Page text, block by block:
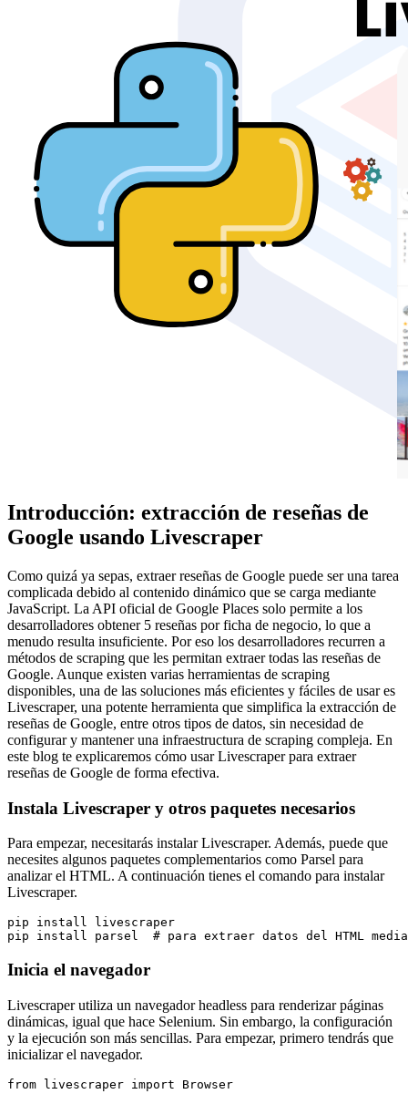
Introducción: extracción de reseñas de
Google usando Livescraper
Como quizá ya sepas, extraer reseñas de Google puede ser una tarea
complicada debido al contenido dinámico que se carga mediante
JavaScript. La API oficial de Google Places solo permite a los
desarrolladores obtener 5 reseñas por ficha de negocio, lo que a
menudo resulta insuficiente. Por eso los desarrolladores recurren a
métodos de scraping que les permitan extraer todas las reseñas de
Google. Aunque existen varias herramientas de scraping
disponibles, una de las soluciones más eficientes y fáciles de usar es
Livescraper, una potente herramienta que simplifica la extracción de
reseñas de Google, entre otros tipos de datos, sin necesidad de
configurar y mantener una infraestructura de scraping compleja. En
este blog te explicaremos cómo usar Livescraper para extraer
reseñas de Google de forma efectiva.
Instala Livescraper y otros paquetes necesarios
Para empezar, necesitarás instalar Livescraper. Además, puede que
necesites algunos paquetes complementarios como Parsel para
analizar el HTML. A continuación tienes el comando para instalar
Livescraper.
pip install livescraper
Inicia el navegador
Livescraper utiliza un navegador headless para renderizar páginas
dinámicas, igual que hace Selenium. Sin embargo, la configuración
y la ejecución son más sencillas. Para empezar, primero tendrás que
inicializar el navegador.
from livescraper import Browser